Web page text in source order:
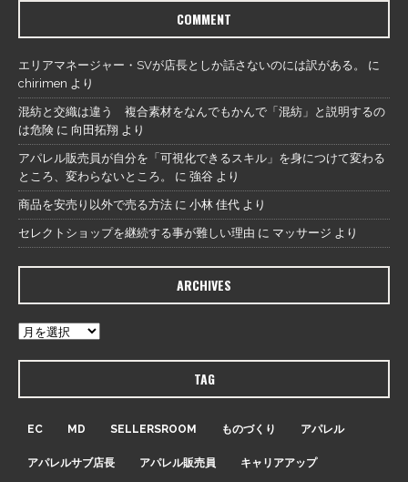
COMMENT
エリアマネージャー・SVが店長としか話さないのには訳がある。
に
chirimen より
混紡と交織は違う 複合素材をなんでもかんで「混紡」と説明するの
は危険 に 向田拓翔 より
アパレル販売員が自分を「可視化できるスキル」を身につけて変わる
ところ、変わらないところ。
に 強谷 より
商品を安売り以外で売る方法 に 小林 佳代 より
セレクトショップを継続する事が難しい理由 に マッサージ より
ARCHIVES
TAG
EC MD SELLERSROOM ものづくり アパレル
アパレルサブ店長 アパレル販売員 キャリアアップ